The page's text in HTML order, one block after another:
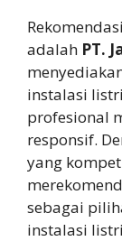
adalah PT.
instalasi
profesional
responsif.
yang
sebagai
instalasi